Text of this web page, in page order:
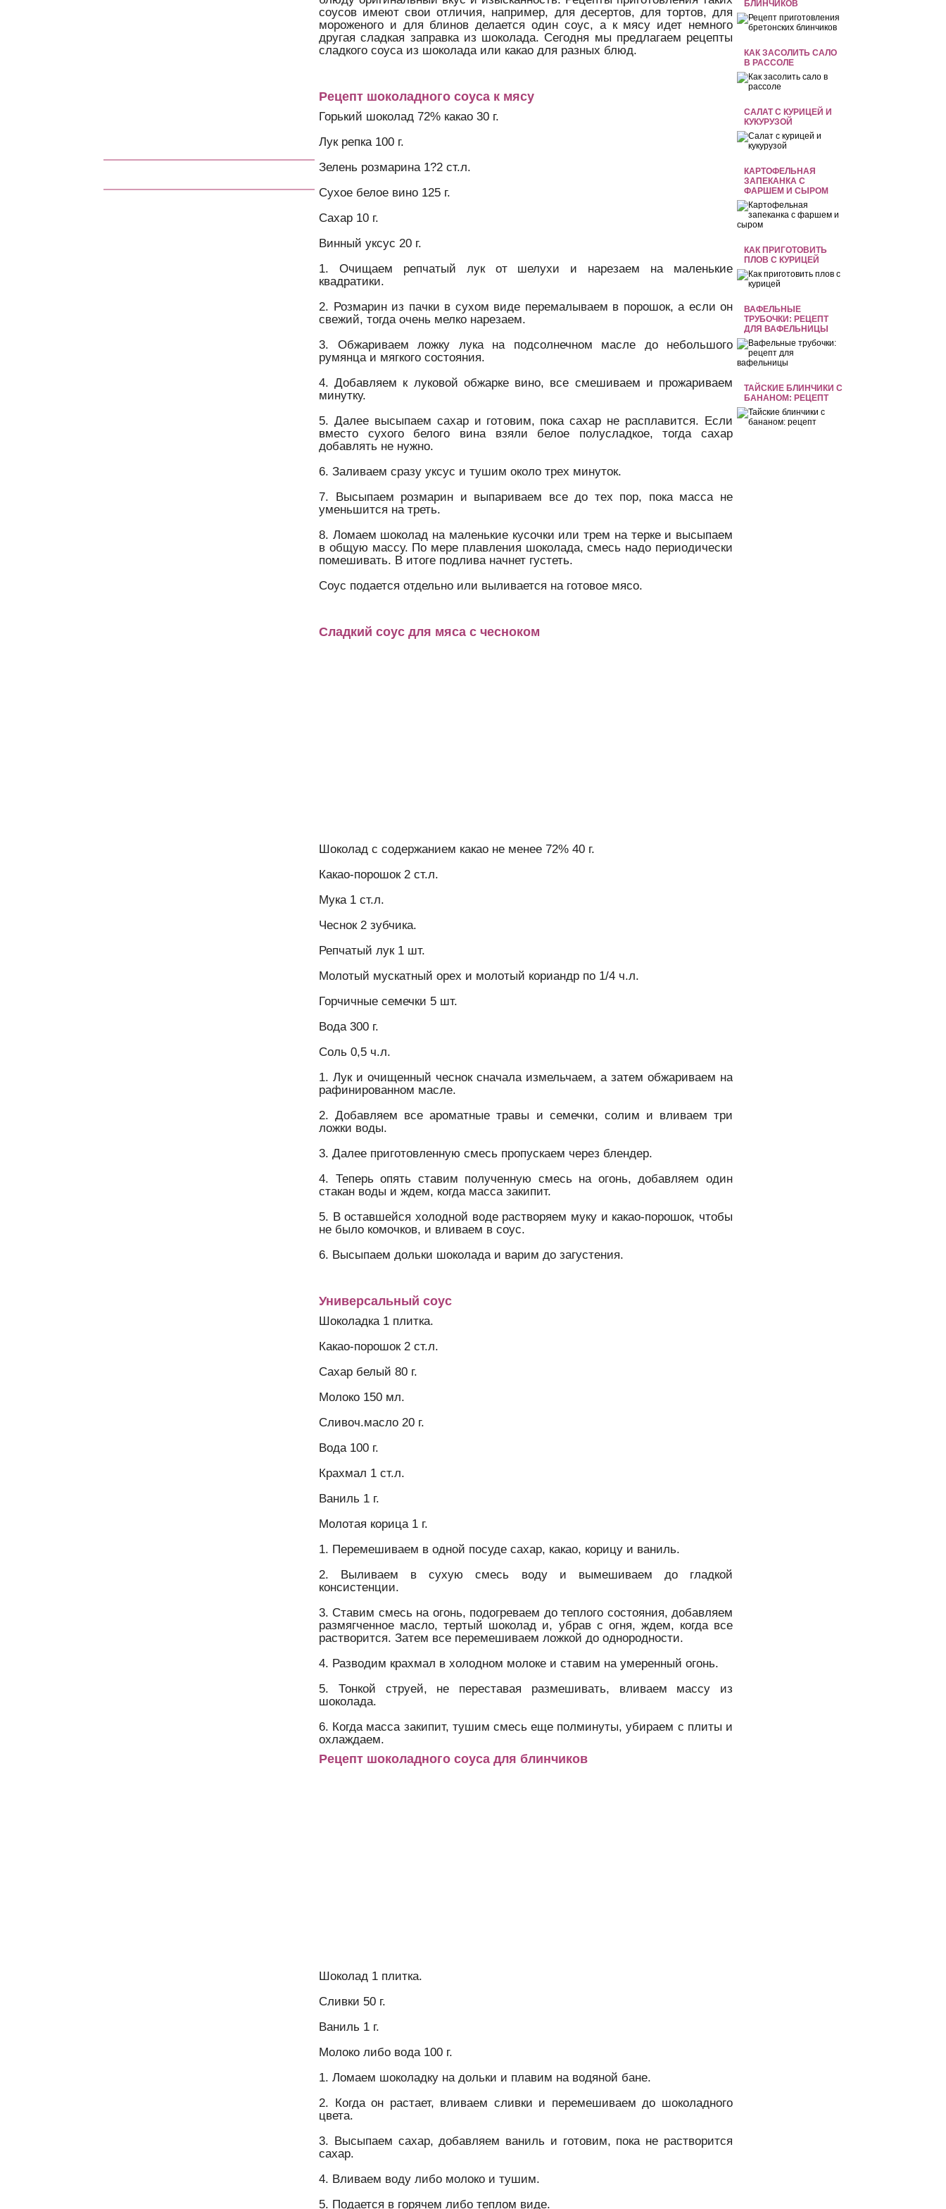
БЛИНЧИКОВ
КАК ЗАСОЛИТЬ САЛО
В РАССОЛЕ
CАЛАТ С КУРИЦЕЙ И
КУКУРУЗОЙ
КАРТОФЕЛЬНАЯ
ЗАПЕКАНКА С
ФАРШЕМ И СЫРОМ
КАК ПРИГОТОВИТЬ
ПЛОВ С КУРИЦЕЙ
ВАФЕЛЬНЫЕ
ТРУБОЧКИ: РЕЦЕПТ
ДЛЯ ВАФЕЛЬНИЦЫ
ТАЙСКИЕ БЛИНЧИКИ С
БАНАНОМ: РЕЦЕПТ
соусов имеют свои отличия, например, для десертов, для тортов, для
мороженого и для блинов делается один соус, а к мясу идет немного
другая сладкая заправка из шоколада. Сегодня мы предлагаем рецепты
сладкого соуса из шоколада или какао для разных блюд.
Рецепт шоколадного соуса к мясу
Горький шоколад 72% какао 30 г.
Лук репка 100 г.
Зелень розмарина 1?2 ст.л.
Сухое белое вино 125 г.
Сахар 10 г.
Винный уксус 20 г.
1. Очищаем репчатый лук от шелухи и нарезаем на маленькие
квадратики.
2. Розмарин из пачки в сухом виде перемалываем в порошок, а если он
свежий, тогда очень мелко нарезаем.
3. Обжариваем ложку лука на подсолнечном масле до небольшого
румянца и мягкого состояния.
4. Добавляем к луковой обжарке вино, все смешиваем и прожариваем
минутку.
5. Далее высыпаем сахар и готовим, пока сахар не расплавится. Если
вместо сухого белого вина взяли белое полусладкое, тогда сахар
добавлять не нужно.
6. Заливаем сразу уксус и тушим около трех минуток.
7. Высыпаем розмарин и выпариваем все до тех пор, пока масса не
уменьшится на треть.
8. Ломаем шоколад на маленькие кусочки или трем на терке и высыпаем
в общую массу. По мере плавления шоколада, смесь надо периодически
помешивать. В итоге подлива начнет густеть.
Соус подается отдельно или выливается на готовое мясо.
Сладкий соус для мяса с чесноком
Шоколад с содержанием какао не менее 72% 40 г.
Какао-порошок 2 ст.л.
Мука 1 ст.л.
Чеснок 2 зубчика.
Репчатый лук 1 шт.
Молотый мускатный орех и молотый кориандр по 1/4 ч.л.
Горчичные семечки 5 шт.
Вода 300 г.
Соль 0,5 ч.л.
1. Лук и очищенный чеснок сначала измельчаем, а затем обжариваем на
рафинированном масле.
2. Добавляем все ароматные травы и семечки, солим и вливаем три
ложки воды.
3. Далее приготовленную смесь пропускаем через блендер.
4. Теперь опять ставим полученную смесь на огонь, добавляем один
стакан воды и ждем, когда масса закипит.
5. В оставшейся холодной воде растворяем муку и какао-порошок, чтобы
не было комочков, и вливаем в соус.
6. Высыпаем дольки шоколада и варим до загустения.
Универсальный соус
Шоколадка 1 плитка.
Какао-порошок 2 ст.л.
Сахар белый 80 г.
Молоко 150 мл.
Сливоч.масло 20 г.
Вода 100 г.
Крахмал 1 ст.л.
Ваниль 1 г.
Молотая корица 1 г.
1. Перемешиваем в одной посуде сахар, какао, корицу и ваниль.
2. Выливаем в сухую смесь воду и вымешиваем до гладкой
консистенции.
3. Ставим смесь на огонь, подогреваем до теплого состояния, добавляем
размягченное масло, тертый шоколад и, убрав с огня, ждем, когда все
растворится. Затем все перемешиваем ложкой до однородности.
4. Разводим крахмал в холодном молоке и ставим на умеренный огонь.
5. Тонкой струей, не переставая размешивать, вливаем массу из
шоколада.
6. Когда масса закипит, тушим смесь еще полминуты, убираем с плиты и
охлаждаем.
Рецепт шоколадного соуса для блинчиков
Шоколад 1 плитка.
Сливки 50 г.
Ваниль 1 г.
Молоко либо вода 100 г.
1. Ломаем шоколадку на дольки и плавим на водяной бане.
2. Когда он растает, вливаем сливки и перемешиваем до шоколадного
цвета.
3. Высыпаем сахар, добавляем ваниль и готовим, пока не растворится
сахар.
4. Вливаем воду либо молоко и тушим.
5. Подается в горячем либо теплом виде.